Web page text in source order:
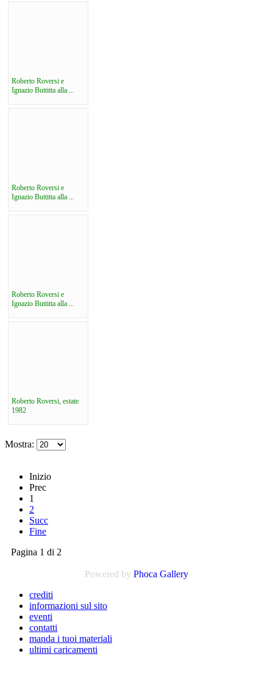
Roberto Roversi e
Ignazio Buttitta alla ...
Roberto Roversi e
Ignazio Buttitta alla ...
Roberto Roversi e
Ignazio Buttitta alla ...
Roberto Roversi, estate
1982
Mostra:
Inizio
Prec
1
2
Succ
Fine
Pagina 1 di 2
Powered by Phoca Gallery
crediti
informazioni sul sito
eventi
contatti
manda i tuoi materiali
ultimi caricamenti